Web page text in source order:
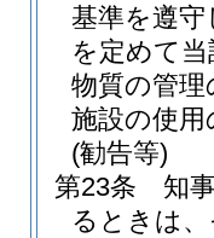
基準を遵
を定めて
物質の管理
施設の使
(勧告等)
第23条
知
るときは